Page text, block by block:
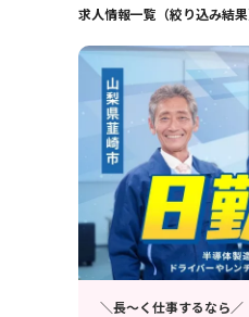
求人情報一覧（絞り込み結果
＼長～く仕事するなら